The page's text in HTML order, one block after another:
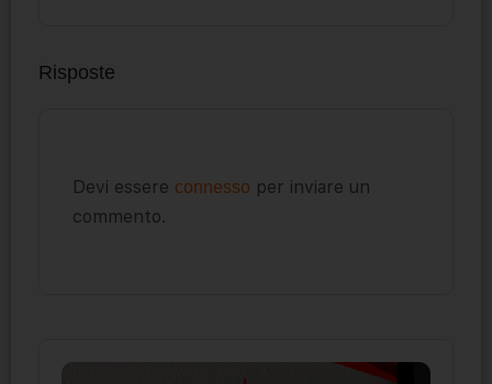
Risposte
Devi essere connesso per inviare un
commento.